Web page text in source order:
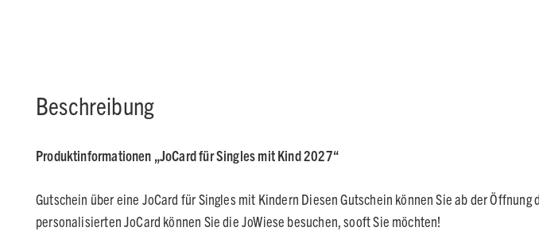
Beschreibung
Produktinformationen „JoCard für Singles mit Kind 2027“
Gutschein über eine JoCard für Singles mit Kindern Diesen Gutschein können Sie ab der
personalisierten JoCard können Sie die JoWiese besuchen, sooft Sie möchten!